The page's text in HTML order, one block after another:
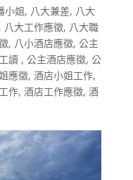
小姐, 八大兼差, 八大
八大工作應徵, 八大職
, 八小酒店應徵, 公主
讀 , 公主酒店應徵, 公
應徵, 酒店小姐工作,
作, 酒店工作應徵, 酒